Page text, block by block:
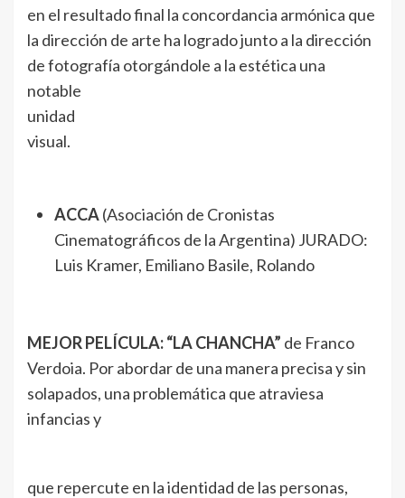
en el resultado final la concordancia armónica que
la dirección de arte ha logrado junto a la dirección
de fotografía otorgándole a la estética una
notable
unidad
visual.
ACCA(Asociación de Cronistas
Cinematográficos de la Argentina) JURADO:
Luis Kramer, Emiliano Basile, Rolando
MEJOR PELÍCULA: “LA CHANCHA” de Franco
Verdoia. Por abordar de una manera precisa y sin
solapados, una problemática que atraviesa
infancias y
que repercute en la identidad de las personas,